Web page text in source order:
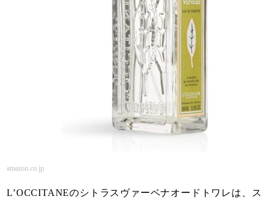
amazon.co.jp
L’OCCITANEのシトラスヴァーベナオードトワレは、ス